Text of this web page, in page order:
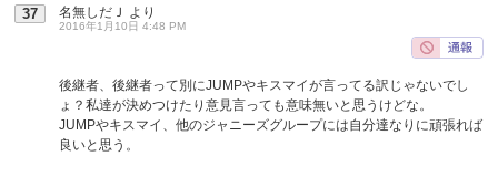
37 名無しだＪ より
2016年1月10日 4:48 PM
後継者、後継者って別にJUMPやキスマイが言ってる訳じゃないでし
ょ？私達が決めつけたり意見言っても意味無いと思うけどな。
JUMPやキスマイ、他のジャニーズグループには自分達なりに頑張れば
良いと思う。